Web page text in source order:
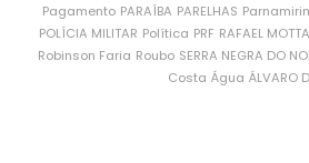
Pagamento PARAÍBA PARELHAS
POLÍCIA MILITAR Política PRF RAFAEL MOTTA
Robinson Faria Roubo SERRA NEGRA DO
Costa Água ÁLVARO